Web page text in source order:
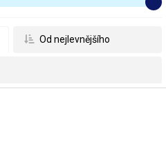
Od nejlevnějšího